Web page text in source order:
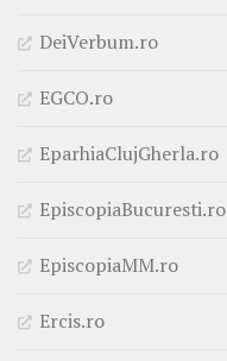
DeiVerbum.ro
EGCO.ro
EparhiaClujGherla.ro
EpiscopiaBucuresti.ro
EpiscopiaMM.ro
Ercis.ro